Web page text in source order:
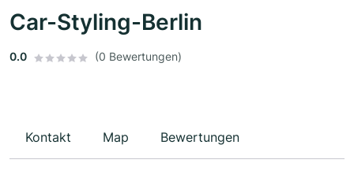
Car-Styling-Berlin
0.0 (0 Bewertungen)
Kontakt Map Bewertungen